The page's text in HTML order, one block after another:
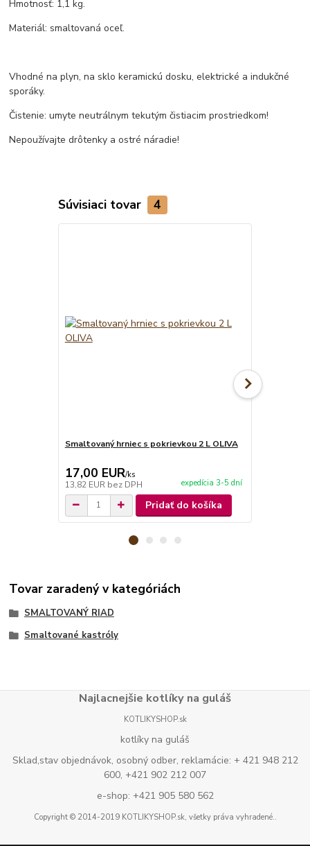
Hmotnosť: 1,1 kg.
Materiál: smaltovaná oceľ.
Vhodné na plyn, na sklo keramickú dosku, elektrické a indukčné
sporáky.
Čistenie: umyte neutrálnym tekutým čistiacim prostriedkom!
Nepoužívajte drôtenky a ostré náradie!
Súvisiaci tovar 4
Smaltovaný hrniec s pokrievkou 2 L OLIVA
17,00 EUR/ks
13,82 EUR bez DPH expedícia 3-5 dní
Pridať do košíka
Tovar zaradený v kategóriách
SMALTOVANÝ RIAD
Smaltované kastróly
Najlacnejšie kotlíky na guláš
KOTLIKYSHOP.sk
kotlíky na guláš
Sklad,stav objednávok, osobný odber, reklamácie: + 421 948 212
600, +421 902 212 007
e-shop: +421 905 580 562
Copyright © 2014-2019 KOTLIKYSHOP.sk, všetky práva vyhradené..